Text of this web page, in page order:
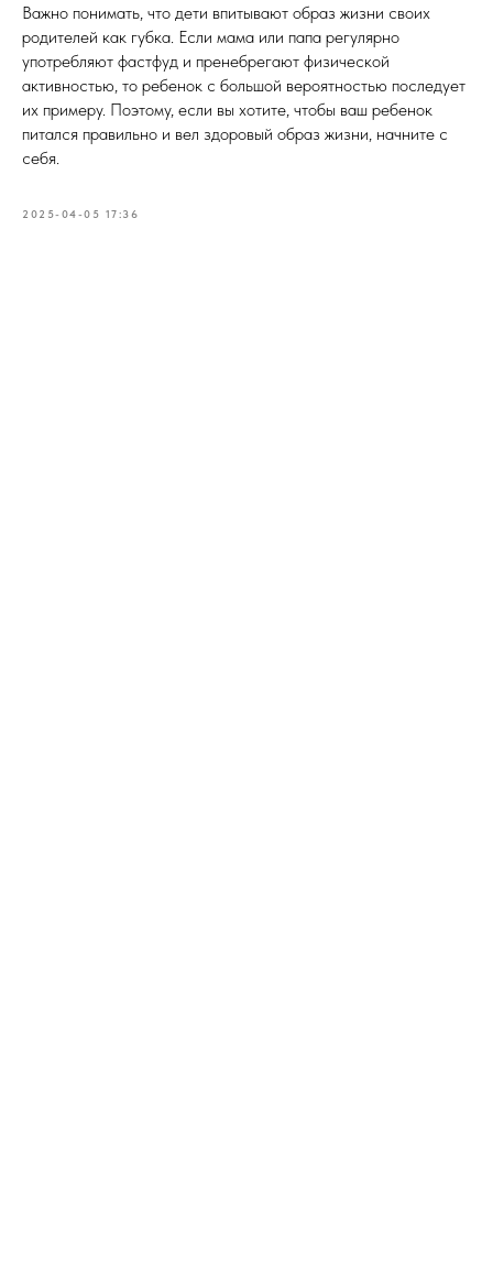
Важно понимать, что дети впитывают образ жизни своих
родителей как губка. Если мама или папа регулярно
употребляют фастфуд и пренебрегают физической
активностью, то ребенок с большой вероятностью последует
их примеру. Поэтому, если вы хотите, чтобы ваш ребенок
питался правильно и вел здоровый образ жизни, начните с
себя.
2025-04-05 17:36